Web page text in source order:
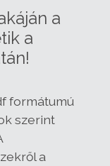
a
a
formátumú
szerint
a